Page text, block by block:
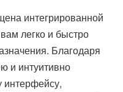
интегрированной
легко и быстро
Благодаря
и интуитивно
интерфейсу,